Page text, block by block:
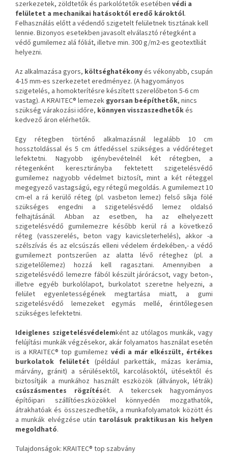
szerkezetek, zöldtetők és parkolótetők esetében védi a
felületet a mechanikai hatásoktól eredő károktól.
Felhasználás előtt a védendő szigetelt felületnek tisztának kell
lennie. Bizonyos esetekben javasolt elválasztó rétegként a
védő gumilemez alá fóliát, illetve min. 300 g/m2-es geotextíliát
helyezni.
Az alkalmazása gyors, költséghatékonyés vékonyabb, csupán
4-15 mm-es szerkezetet eredményez. (A hagyományos
szigetelés, a homokterítésre készített szerelőbeton 5-6 cm
vastag). A KRAITEC® lemezek gyorsan beépíthetők, nincs
szükség várakozási időre, könnyen visszaszedhetőkés
kedvező áron elérhetők.
Egy rétegben történő alkalmazásnál legalább 10 cm
hossztoldással és 5 cm átfedéssel szükséges a védőréteget
lefektetni. Nagyobb igénybevételnél két rétegben, a
rétegenként keresztirányba fektetett szigetelésvédő
gumilemez nagyobb védelmet biztosít, mint a két réteggel
megegyező vastagságú, egy rétegű megoldás. A gumilemezt 10
cm-el a rá kerülő réteg (pl. vasbeton lemez) felső síkja fölé
szükséges engedni a szigetelésvédő lemez oldalsó
felhajtásánál. Abban az esetben, ha az elhelyezett
szigetelésvédő gumilemezre később kerül rá a következő
réteg (vasszerelés, beton vagy kavicsleterhelés), akkor -a
szélszívás és az elcsúszás elleni védelem érdekében,- a védő
gumilemezt pontszerűen az alatta lévő réteghez (pl. a
szigetelőlemez) hozzá kell ragasztani. Amennyiben a
szigetelésvédő lemezre fából készült járórácsot, vagy beton-,
illetve egyéb burkolólapot, burkolatot szeretne helyezni, a
felület egyenletességének megtartása miatt, a gumi
szigetelésvédő lemezeket egymás mellé, érintőlegesen
szükséges lefektetni.
Ideiglenes szigetelésvédelemként az utólagos munkák, vagy
felújítási munkák végzésekor, akár folyamatos használat esetén
is a KRAITEC® top gumilemez védi a már elkészült, értékes
burkolatok felületét (például parketták, mázas kerámia,
márvány, gránit) a sérülésektől, karcolásoktól, ütésektől és
biztosítják a munkához használt eszközök (állványok, létrák)
csúszásmentes rögzítését. A tekercsek hagyományos
építőipari szállítóeszközökkel könnyedén mozgathatók,
átrakhatóak és összeszedhetők, a munkafolyamatok között és
a munkák elvégzése után tarolásuk praktikusan kis helyen
megoldható.
Tulajdonságok: KRAITEC® top szabvány